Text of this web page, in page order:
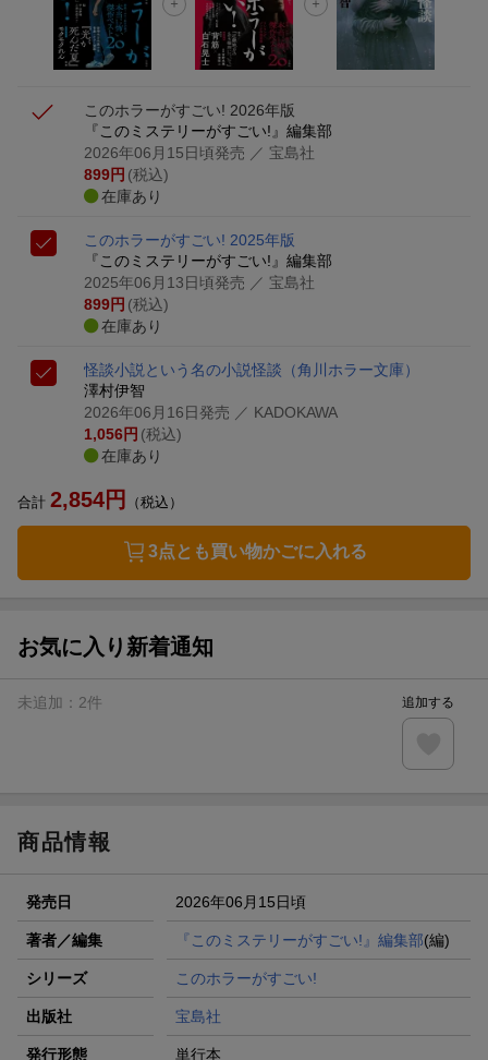
楽天モバイル紹介キャンペーンの拡散で300円OFFクーポン
進呈
このホラーがすごい! 2026年版
『このミステリーがすごい!』編集部
2026年06月15日頃発売 ／ 宝島社
899円 (税込)
在庫あり
このホラーがすごい! 2025年版
『このミステリーがすごい!』編集部
2025年06月13日頃発売 ／ 宝島社
899円 (税込)
在庫あり
怪談小説という名の小説怪談 （角川ホラー文庫）
澤村伊智
2026年06月16日発売 ／ KADOKAWA
1,056円 (税込)
在庫あり
合計 2,854円 （税込）
3点とも買い物かごに入れる
お気に入り新着通知
未追加： 2件 追加する
商品情報
発売日 2026年06月15日頃
著者／編集 『このミステリーがすごい!』編集部(編)
シリーズ このホラーがすごい!
出版社 宝島社
発行形態 単行本